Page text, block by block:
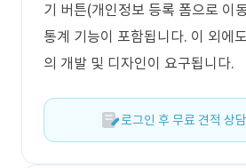
기 버튼(개인정보 등록 폼으로 이
통계 기능이 포함됩니다. 이 외에
의 개발 및 디자인이 요구됩니다.
로그인 후 무료 견적 상